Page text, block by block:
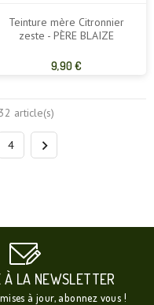
Teinture mère Citronnier
zeste - PÈRE BLAIZE
Prix
9,90 €
article(s)
4 
À LA NEWSLETTER
à jour, abonnez vous !